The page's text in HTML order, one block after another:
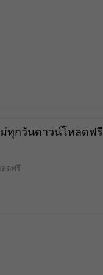
ม่ทุกวันดาวน์โหลดฟรี
ดฟรี